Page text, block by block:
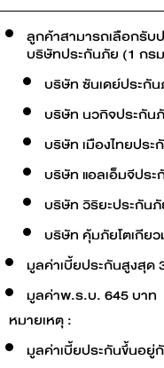
ลูกค้าสามารถเลือกรับ
บริษัทประกันภัย (1 กร
บริษัท ซันเดย์ประกั
บริษัท นวกิจประกัน
บริษัท เมืองไทยปร
บริษัท แอลเอ็มจีปร
บริษัท วิริยะประกัน
บริษัท คุ้มภัยโตเกีย
มูลค่าเบี้ยประกันสูงสุด
มูลค่าพ.ร.บ. 645 บาท
หมายเหตุ :
มูลค่าเบี้ยประกันขึ้นอยู่